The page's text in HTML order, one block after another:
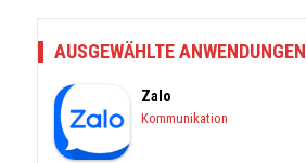
AUSGEWÄHLTE ANWENDUNGEN
Zalo
Kommunikation